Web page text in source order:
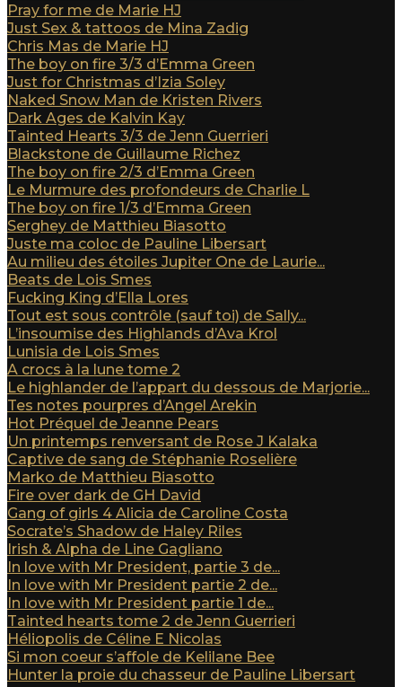
Pray for me de Marie HJ
Just Sex & tattoos de Mina Zadig
Chris Mas de Marie HJ
The boy on fire 3/3 d’Emma Green
Just for Christmas d’Izia Soley
Naked Snow Man de Kristen Rivers
Dark Ages de Kalvin Kay
Tainted Hearts 3/3 de Jenn Guerrieri
Blackstone de Guillaume Richez
The boy on fire 2/3 d’Emma Green
Le Murmure des profondeurs de Charlie L
The boy on fire 1/3 d’Emma Green
Serghey de Matthieu Biasotto
Juste ma coloc de Pauline Libersart
Au milieu des étoiles Jupiter One de Laurie...
Beats de Lois Smes
Fucking King d’Ella Lores
Tout est sous contrôle (sauf toi) de Sally...
L’insoumise des Highlands d’Ava Krol
Lunisia de Lois Smes
A crocs à la lune tome 2
Le highlander de l’appart du dessous de Marjorie...
Tes notes pourpres d’Angel Arekin
Hot Préquel de Jeanne Pears
Un printemps renversant de Rose J Kalaka
Captive de sang de Stéphanie Roselière
Marko de Matthieu Biasotto
Fire over dark de GH David
Gang of girls 4 Alicia de Caroline Costa
Socrate’s Shadow de Haley Riles
Irish & Alpha de Line Gagliano
In love with Mr President, partie 3 de...
In love with Mr President partie 2 de...
In love with Mr President partie 1 de...
Tainted hearts tome 2 de Jenn Guerrieri
Héliopolis de Céline E Nicolas
Si mon coeur s’affole de Kelilane Bee
Hunter la proie du chasseur de Pauline Libersart